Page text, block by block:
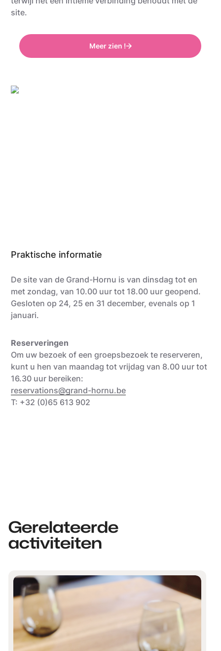
site.
Meer zien !
Praktische informatie
De site van de Grand-Hornu is van dinsdag tot en
met zondag, van 10.00 uur tot 18.00 uur geopend.
Gesloten op 24, 25 en 31 december, evenals op 1
januari.
Reserveringen
Om uw bezoek of een groepsbezoek te reserveren,
kunt u hen van maandag tot vrijdag van 8.00 uur tot
16.30 uur bereiken:
reservations@grand-hornu.be
T: +32 (0)65 613 902
Gerelateerde
activiteiten